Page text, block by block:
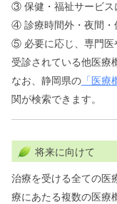
③ 保健・福祉サービス
④ 診療時間外・夜間・
⑤ 必要に応じ、専門医
受診されている他医療
なお、静岡県の 「医
関が検索できます。
将来に向けて
治療を受ける全ての医
療にあたる複数の医療